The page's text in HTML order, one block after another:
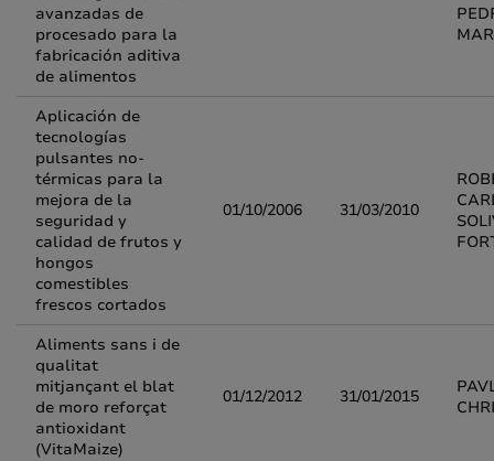
avanzadas de
procesado para la
fabricación aditiva
de alimentos
Aplicación de
tecnologías
pulsantes no-
térmicas para la
mejora de la
seguridad y
calidad de frutos y
hongos
comestibles
frescos cortados
01/10/2006 31/03/2010
Aliments sans i de
qualitat
mitjançant el blat
de moro reforçat
antioxidant
(VitaMaize)
01/12/2012 31/01/2015